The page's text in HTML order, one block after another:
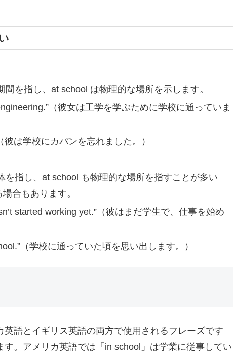
を指し、at school は物理的な場所を示します。
（彼女は工学を学ぶために学校に通っていま
は学校にカバンを忘れました。）
を指し、at school も物理的な場所を指すことが多い
合もあります。
started working yet.”（彼はまだ学生で、仕事を始め
（学校に通っていた頃を思い出します。）
英語とイギリス英語の両方で使用されるフレーズです
。アメリカ英語では「in school」は学業に従事してい